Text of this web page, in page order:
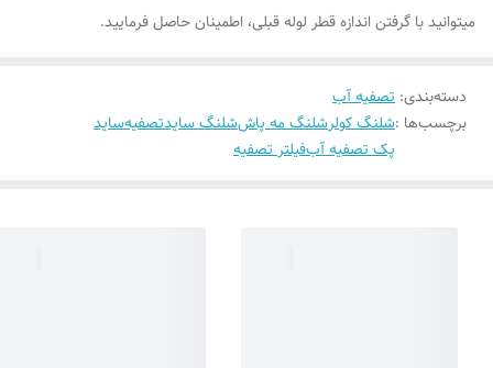
میتوانید با گرفتن اندازه قطر لوله قبلی، اطمینان حاصل فرمایید.
دسته‌بندی: تصفیه آب
برچسب‌ها :شلنگ کولرشلنگ مه پاششلنگ سایدتصفیهساید
پک تصفیه آبفیلتر تصفیه